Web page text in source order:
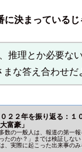
に決まっているじ
推理とか必要ない
まな答え合わせだ
０２２年を振り返る：１
富豪」
数の一般人は、報道の第一
たのか？」までは検証しな
、実際に起こった出来事の